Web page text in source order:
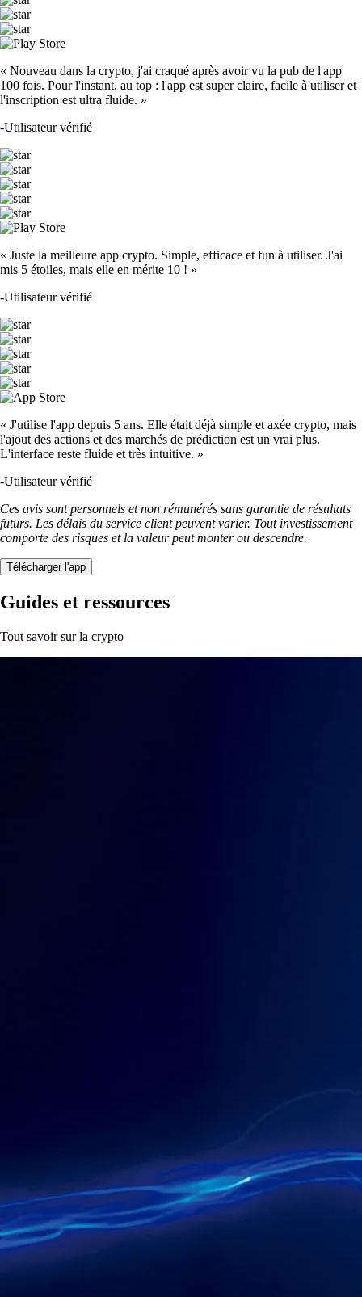
Qu'est-ce qu'une plateforme d'échange de cryptomonnaies et comment
ça fonctionne ?
Si vous souhaitez acheter, vendre ou échanger des cryptomonnaies,
choisir une plateforme d’échange fiable est essentiel. Dans cet article,
nous expliquons comment elles fonctionnent, quels types existent et
mieux à vos besoins.
Learn more